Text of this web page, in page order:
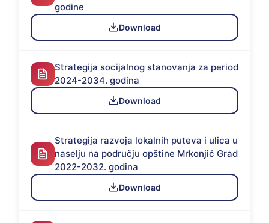
godine
Download
Strategija socijalnog stanovanja za period
2024-2034. godina
Download
Strategija razvoja lokalnih puteva i ulica u
naselju na području opštine Mrkonjić Grad
2022-2032. godina
Download